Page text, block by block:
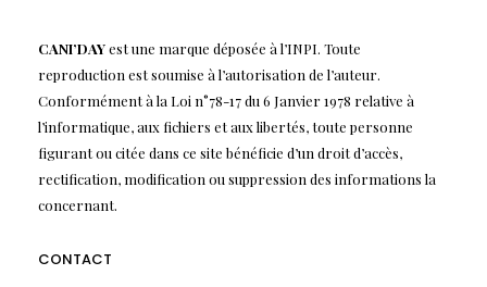
CANI’DAYest une marque déposée à l’INPI. Toute
reproduction est soumise à l’autorisation de l’auteur.
Conformément à la Loi n°78-17 du 6 Janvier 1978 relative à
l’informatique, aux fichiers et aux libertés, toute personne
figurant ou citée dans ce site bénéficie d’un droit d’accès,
rectification, modification ou suppression des informations la
concernant.
CONTACT